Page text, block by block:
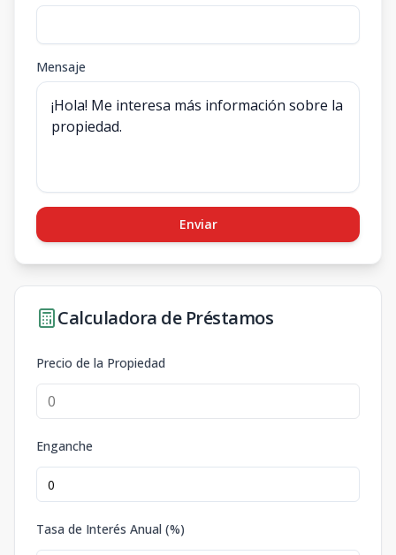
Mensaje
Enviar
Calculadora de Préstamos
Precio de la Propiedad
Enganche
Tasa de Interés Anual (%)